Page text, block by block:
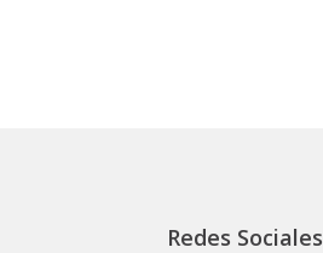
Redes Sociales